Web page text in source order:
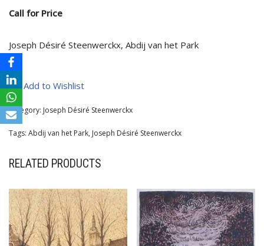
Call for Price
Joseph Désiré Steenwerckx, Abdij van het Park
Add to Wishlist
Category: Joseph Désiré Steenwerckx
Tags: Abdij van het Park, Joseph Désiré Steenwerckx
RELATED PRODUCTS